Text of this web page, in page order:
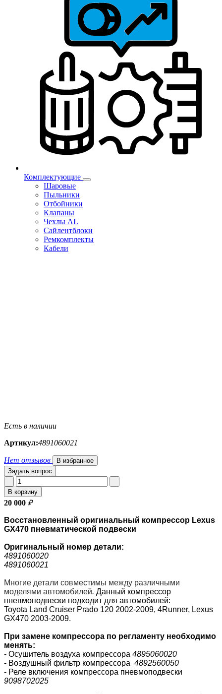
Комплектующие
Шаровые
Пыльники
Отбойники
Клапаны
Чехлы AL
Сайлентблоки
Ремкомплекты
Кабели
Есть в наличии
Артикул:4891060021
Нет отзывов
В избранное
Задать вопрос
В корзину
20 000 ₽
Восстановленный оригинальный компрессор Lexus
GX470 пневматической подвески
Оригинальный номер детали:
4891060020
4891060021
Многие детали совместимы между различными
моделями автомобилей. Данный компрессор
пневмоподвески подходит для автомобилей:
Toyota Land Cruiser Prado 120 2002-2009, 4Runner, Lexus
GX470 2003-2009.
При замене компрессора по регламенту необходимо
менять:
- Осушитель воздуха компрессора 4895060020
- Воздушный фильтр компрессора 4892560050
- Реле включения компрессора пневмоподвески
9098702025